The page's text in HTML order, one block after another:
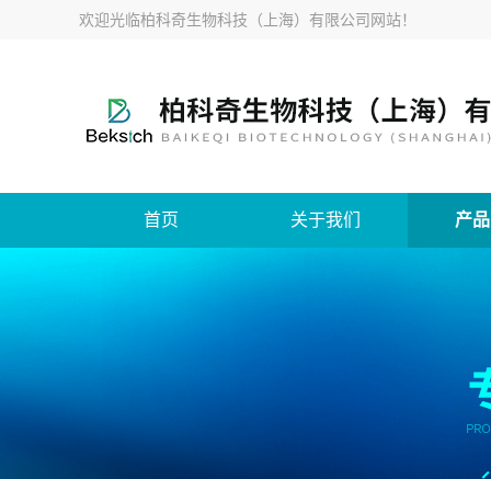
欢迎光临柏科奇生物科技（上海）有限公司网站！
首页 关于我们 产